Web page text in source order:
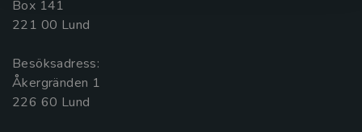
Box 141
221 00 Lund
Besöksadress:
Åkergränden 1